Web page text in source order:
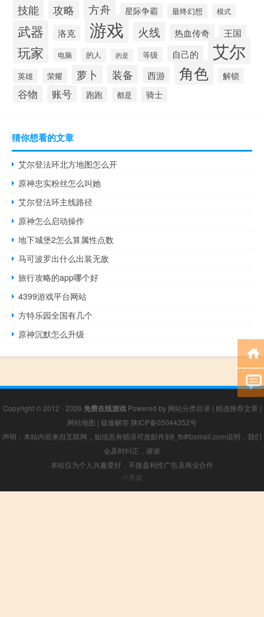
技能 攻略 方舟 星际争霸 最终幻想 模式
武器 洛克 游戏 火线 热血传奇 王国
玩家 电脑 的人 的是 等级 自己的 艾尔
英雄 荣耀 萝卜 装备 西游 角色 解锁
谷物 账号 跑跑 都是 骑士
猜你想看的文章
艾尔登法环北方地图怎么开
原神忠实粉丝怎么叫她
艾尔登法环主线路径
原神怎么启动操作
地下城堡2怎么算属性点数
马可波罗出什么出装无敌
旅行攻略的app哪个好
4399游戏平台网站
方特乐园全国有几个
原神沉默怎么升级
Copyright © 2012 - 2026 免费在线游戏Powered by 网站分类目录 | 精选推荐文章 |
网站地图 | 疑难解答 陕ICP备05044352号
声明：本站内容来自互联网，如信息有错误可发邮件到f_fb#foxmail.com说明，我们
会及时纠正，谢谢
本站仅为个人兴趣爱好，不接盈利性广告及商业合作
小男孩